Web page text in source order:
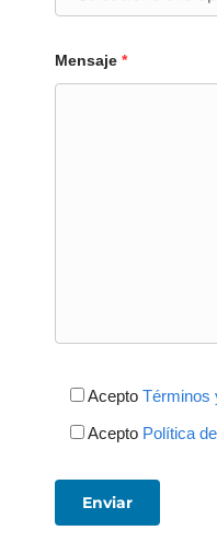
Mensaje *
Acepto Términos
Acepto Política